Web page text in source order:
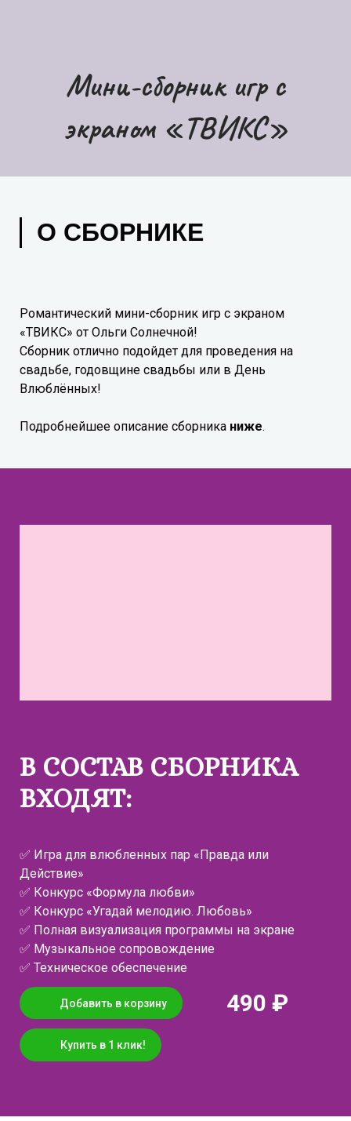
Мини-сборник игр с
экраном «ТВИКС»
О СБОРНИКЕ
Романтический мини-сборник игр с экраном
«ТВИКС» от Ольги Солнечной!
Сборник отлично подойдет для проведения на
свадьбе, годовщине свадьбы или в День
Влюблённых!
Подробнейшее описание сборника ниже.
В СОСТАВ СБОРНИКА
ВХОДЯТ:
✅ Игра для влюбленных пар «Правда или
Действие»
✅ Конкурс «Формула любви»
✅ Конкурс «Угадай мелодию. Любовь»
✅ Полная визуализация программы на экране
✅ Музыкальное сопровождение
✅ Техническое обеспечение
Добавить в корзину 490 ₽
Купить в 1 клик!